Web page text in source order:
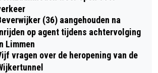
(36) aangehouden na
op agent tijdens achtervolging
Limmen
vragen over de heropening van de